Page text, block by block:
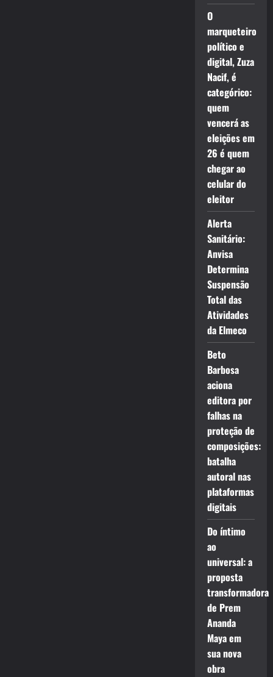
O
marqueteiro
político e
digital, Zuza
Nacif, é
categórico:
quem
vencerá as
eleições em
26 é quem
chegar ao
celular do
eleitor
Alerta
Sanitário:
Anvisa
Determina
Suspensão
Total das
Atividades
da Elmeco
Beto
Barbosa
aciona
editora por
falhas na
proteção de
composições:
batalha
autoral nas
plataformas
digitais
Do íntimo
ao
universal: a
proposta
transformadora
de Prem
Ananda
Maya em
sua nova
obra